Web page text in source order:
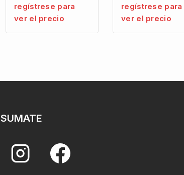
regístrese para
ver el precio
regístrese para
ver el precio
SUMATE